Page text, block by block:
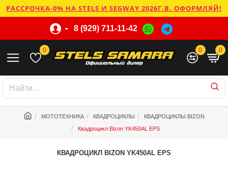
РАССРОЧКА-0% НА STELS И SEGWAY 2026Г.В. ОФОРМЛЯЙ!
8 (929) 711-11-42
0 0 0
МОТОТЕХНИКА КВАДРОЦИКЛЫ
КВАДРОЦИКЛЫ BIZON
Квадроцикл Bizon YK450AL EPS
КВАДРОЦИКЛ BIZON YK450AL EPS